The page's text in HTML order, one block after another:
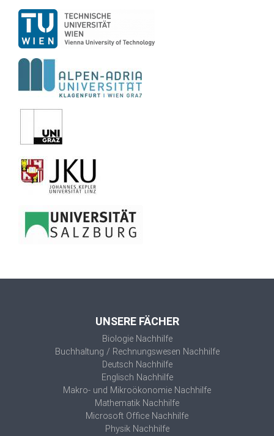
UNSERE FÄCHER
Biologie Nachhilfe
Buchhaltung / Rechnungswesen Nachhilfe
Deutsch Nachhilfe
Englisch Nachhilfe
Makro- und Mikroökonomie Nachhilfe
Mathematik Nachhilfe
Microsoft Office Nachhilfe
Physik Nachhilfe